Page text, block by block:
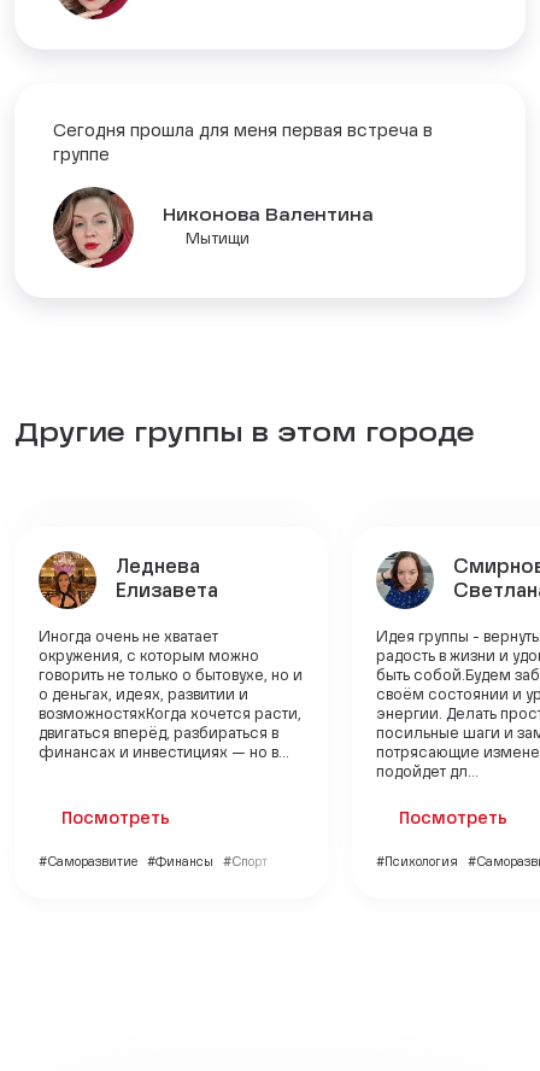
Сегодня прошла для меня первая встреча в
группе
Никонова Валентина
Мытищи
Другие группы в этом городе
Леднева
Елизавета
Иногда очень не хватает
окружения, с которым можно
говорить не только о бытовухе, но и
о деньгах, идеях, развитии и
возможностяхКогда хочется расти,
двигаться вперёд, разбираться в
финансах и инвестициях — но в...
Посмотреть
#Саморазвитие #Финансы #Спорт
Идея группы -
радость в жизни и
быть собой.Будем
своём состоянии и
энергии. Делать
посильные шаги и
потрясающие
подойдет дл...
Посмотреть
#Психология